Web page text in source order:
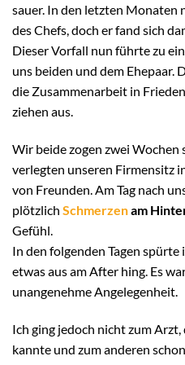
sauer. In den letzten Monaten
des Chefs, doch er fand sich
Dieser Vorfall nun führte zu
uns beiden und dem Ehepaar.
die Zusammenarbeit in
ziehen aus.
Wir beide zogen zwei Wochen
verlegten unseren Firmensitz
von Freunden. Am Tag nach
plötzlich Schmerzenam
Gefühl.
In den folgenden Tagen
etwas aus am After hing. Es
unangenehme Angelegenheit.
Ich ging jedoch nicht zum Arzt,
kannte und zum anderen